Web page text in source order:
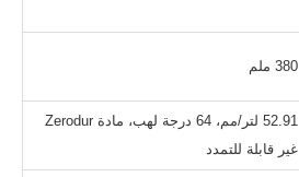
380 ملم
52.91 لتر/مم، 64 درجة لهب، مادة Zerodur
غير قابلة للتمدد